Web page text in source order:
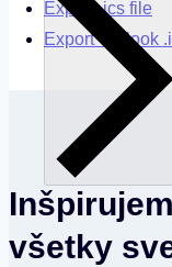
Export .ics file
Export Outlook
všetky